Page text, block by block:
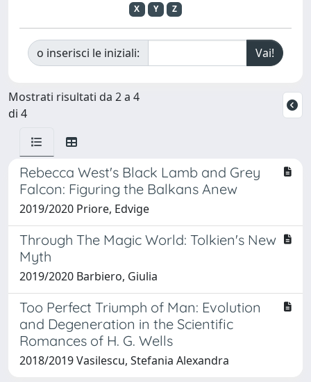
X
Y Z
o inserisci le iniziali:
Mostrati risultati da 2 a 4
di 4
Rebecca West's Black Lamb and Grey
Falcon: Figuring the Balkans Anew
2019/2020 Priore, Edvige
Through The Magic World: Tolkien's New
Myth
2019/2020 Barbiero, Giulia
Too Perfect Triumph of Man: Evolution
and Degeneration in the Scientific
Romances of H. G. Wells
2018/2019 Vasilescu, Stefania Alexandra